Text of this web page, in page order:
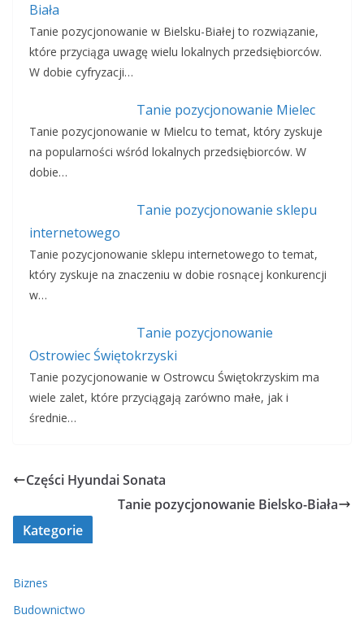
Biała
Tanie pozycjonowanie w Bielsku-Białej to rozwiązanie,
które przyciąga uwagę wielu lokalnych przedsiębiorców.
W dobie cyfryzacji…
Tanie pozycjonowanie Mielec
Tanie pozycjonowanie w Mielcu to temat, który zyskuje
na popularności wśród lokalnych przedsiębiorców. W
dobie…
Tanie pozycjonowanie sklepu
internetowego
Tanie pozycjonowanie sklepu internetowego to temat,
który zyskuje na znaczeniu w dobie rosnącej konkurencji
w…
Tanie pozycjonowanie
Ostrowiec Świętokrzyski
Tanie pozycjonowanie w Ostrowcu Świętokrzyskim ma
wiele zalet, które przyciągają zarówno małe, jak i
średnie…
Części Hyundai Sonata
Tanie pozycjonowanie Bielsko-Biała
Kategorie
Biznes
Budownictwo